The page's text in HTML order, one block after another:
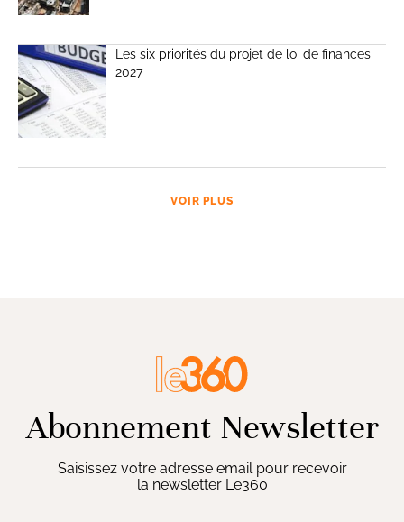
Les six priorités du projet de loi de finances
2027
VOIR PLUS
Abonnement Newsletter
Saisissez votre adresse email pour recevoir
la newsletter Le360